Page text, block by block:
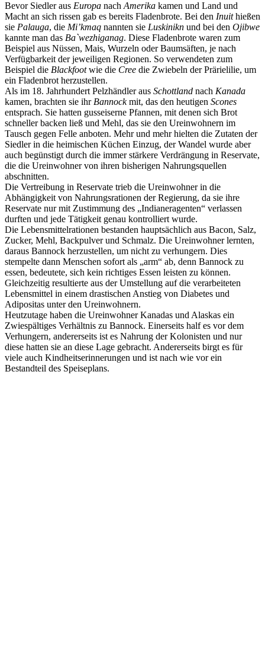
Bevor Siedler aus Europa nach Amerika kamen und Land und
Macht an sich rissen gab es bereits Fladenbrote. Bei den Inuithießen
sie Palauga, die Mi’kmaq nannten sie Luskinikn und bei den Ojibwe
kannte man das Ba`wezhiganag. Diese Fladenbrote waren zum
Beispiel aus Nüssen, Mais, Wurzeln oder Baumsäften, je nach
Verfügbarkeit der jeweiligen Regionen. So verwendeten zum
Beispiel die Blackfootwie die Cree die Zwiebeln der Prärielilie, um
ein Fladenbrot herzustellen.
Als im 18. Jahrhundert Pelzhändler aus Schottland nach Kanada
kamen, brachten sie ihr Bannockmit, das den heutigen Scones
entsprach. Sie hatten gusseiserne Pfannen, mit denen sich Brot
schneller backen ließ und Mehl, das sie den Ureinwohnern im
Tausch gegen Felle anboten. Mehr und mehr hielten die Zutaten der
Siedler in die heimischen Küchen Einzug, der Wandel wurde aber
auch begünstigt durch die immer stärkere Verdrängung in Reservate,
die die Ureinwohner von ihren bisherigen Nahrungsquellen
abschnitten.
Die Vertreibung in Reservate trieb die Ureinwohner in die
Abhängigkeit von Nahrungsrationen der Regierung, da sie ihre
Reservate nur mit Zustimmung des „Indianeragenten“ verlassen
durften und jede Tätigkeit genau kontrolliert wurde.
Die Lebensmittelrationen bestanden hauptsächlich aus Bacon, Salz,
Zucker, Mehl, Backpulver und Schmalz. Die Ureinwohner lernten,
daraus Bannock herzustellen, um nicht zu verhungern. Dies
stempelte dann Menschen sofort als „arm“ ab, denn Bannock zu
essen, bedeutete, sich kein richtiges Essen leisten zu können.
Gleichzeitig resultierte aus der Umstellung auf die verarbeiteten
Lebensmittel in einem drastischen Anstieg von Diabetes und
Adipositas unter den Ureinwohnern.
Heutzutage haben die Ureinwohner Kanadas und Alaskas ein
Zwiespältiges Verhältnis zu Bannock. Einerseits half es vor dem
Verhungern, andererseits ist es Nahrung der Kolonisten und nur
diese hatten sie an diese Lage gebracht. Andererseits birgt es für
viele auch Kindheitserinnerungen und ist nach wie vor ein
Bestandteil des Speiseplans.